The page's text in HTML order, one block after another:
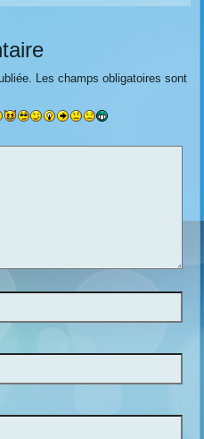
Les champs obligatoires sont